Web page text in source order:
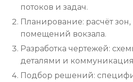
потоков и задач.
Планирование: расчёт
помещений вокзала.
Разработка чертежей:
деталями и
Подбор решений: